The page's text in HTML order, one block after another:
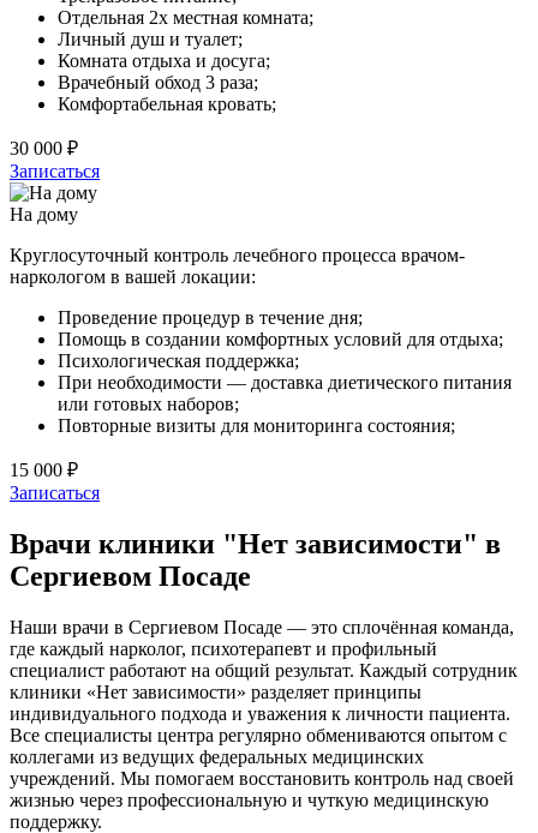
Отдельная 2х местная комната;
Личный душ и туалет;
Комната отдыха и досуга;
Врачебный обход 3 раза;
Комфортабельная кровать;
30 000 ₽
Записаться
На дому
Круглосуточный контроль лечебного процесса врачом-
наркологом в вашей локации:
Проведение процедур в течение дня;
Помощь в создании комфортных условий для отдыха;
Психологическая поддержка;
При необходимости — доставка диетического питания
или готовых наборов;
Повторные визиты для мониторинга состояния;
15 000 ₽
Записаться
Врачи клиники "Нет зависимости" в
Сергиевом Посаде
Наши врачи в Сергиевом Посаде — это сплочённая команда,
где каждый нарколог, психотерапевт и профильный
специалист работают на общий результат. Каждый сотрудник
клиники «Нет зависимости» разделяет принципы
индивидуального подхода и уважения к личности пациента.
Все специалисты центра регулярно обмениваются опытом с
коллегами из ведущих федеральных медицинских
учреждений. Мы помогаем восстановить контроль над своей
жизнью через профессиональную и чуткую медицинскую
поддержку.